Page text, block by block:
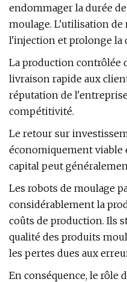
endommager la durée
moulage. L'utilisation de
l'injection et prolonge la
La production contrôlée
livraison rapide aux
réputation de
compétitivité.
Le retour sur
économiquement viable
capital peut
Les robots de moulage
considérablement la
coûts de production. Ils
qualité des produits
les pertes dues aux
En conséquence, le rôle